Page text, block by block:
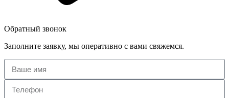
Обратный звонок
Заполните заявку, мы оперативно с вами свяжемся.